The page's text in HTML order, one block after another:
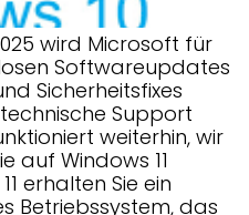
wird Microsoft für
Softwareupdates
Sicherheitsfixes
Support
weiterhin, wir
auf Windows 11
erhalten Sie ein
Betriebssystem, das